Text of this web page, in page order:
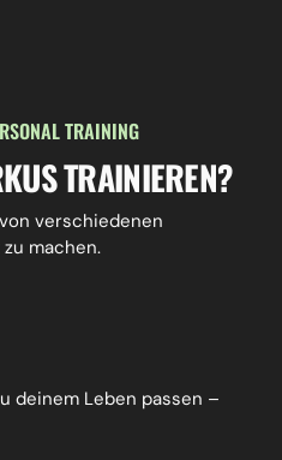
TRAINING
TRAINIEREN?
verschiedenen
machen.
deinem Leben passen –